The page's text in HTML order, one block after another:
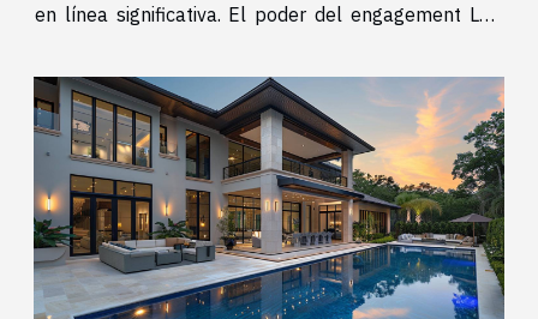
en línea significativa. El poder del engagement Los
engagement que refleja la interacción y...